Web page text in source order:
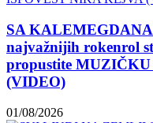
SA
najvažnijih rokenrol
propustite
(VIDEO)
01/08/2026